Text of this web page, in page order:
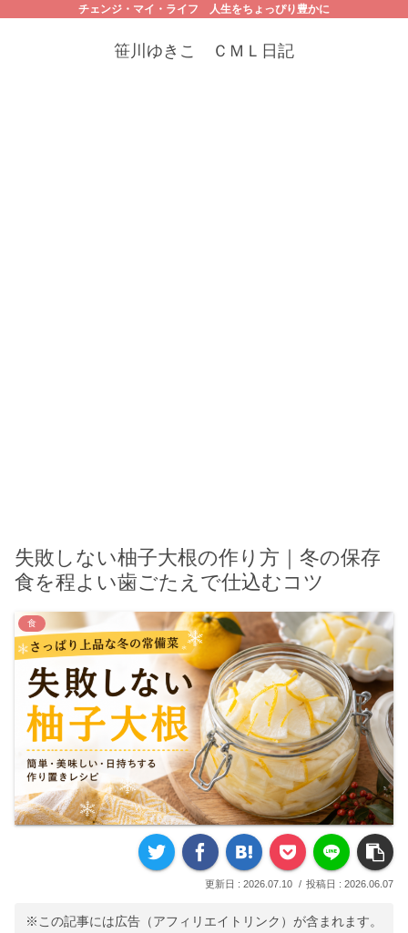
チェンジ・マイ・ライフ 人生をちょっぴり豊かに
笹川ゆきこ ＣＭＬ日記
失敗しない柚子大根の作り方｜冬の保存
食を程よい歯ごたえで仕込むコツ
食
2026.07.10 2026.06.07
※この記事には広告（アフィリエイトリンク）が含まれます。